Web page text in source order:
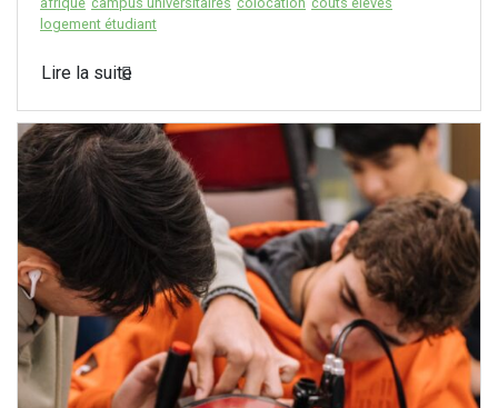
logement étudiant
Lire la suite